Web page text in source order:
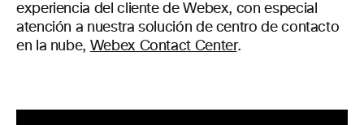
experiencia del cliente de Webex, con especial
atención a nuestra solución de centro de contacto
en la nube, Webex Contact Center.